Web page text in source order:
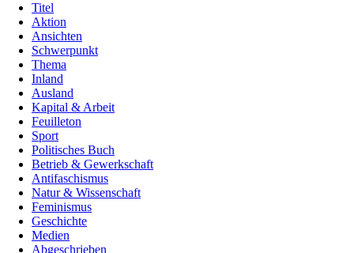
Titel
Aktion
Ansichten
Schwerpunkt
Thema
Inland
Ausland
Kapital & Arbeit
Feuilleton
Sport
Politisches Buch
Betrieb & Gewerkschaft
Antifaschismus
Natur & Wissenschaft
Feminismus
Geschichte
Medien
Abgeschrieben